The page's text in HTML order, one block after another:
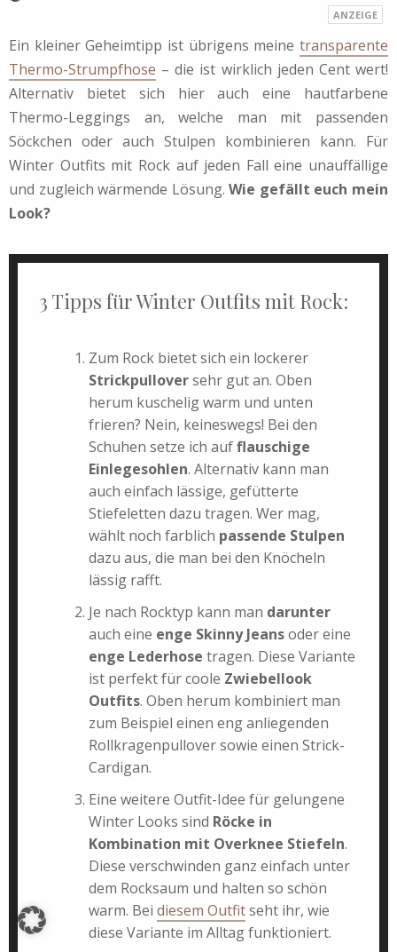
Ein kleiner Geheimtipp ist übrigens meine transparente
Thermo-Strumpfhose – die ist wirklich jeden Cent wert!
Alternativ bietet sich hier auch eine hautfarbene
Thermo-Leggings an, welche man mit passenden
Söckchen oder auch Stulpen kombinieren kann. Für
Winter Outfits mit Rock auf jeden Fall eine unauffällige
und zugleich wärmende Lösung.Wie gefällt euch mein
Look?
3 Tipps für Winter Outfits mit Rock:
Zum Rock bietet sich ein lockerer
Strickpulloversehr gut an. Oben
herum kuschelig warm und unten
frieren? Nein, keineswegs! Bei den
Schuhen setze ich aufflauschige
Einlegesohlen. Alternativ kann man
auch einfach lässige, gefütterte
Stiefeletten dazu tragen. Wer mag,
wählt noch farblich passende Stulpen
dazu aus, die man bei den Knöcheln
lässig rafft.
Je nach Rocktyp kann man darunter
auch eine enge Skinny Jeansoder eine
enge Lederhose tragen. Diese Variante
ist perfekt für coole Zwiebellook
Outfits. Oben herum kombiniert man
zum Beispiel einen eng anliegenden
Rollkragenpullover sowie einen Strick-
Cardigan.
Eine weitere Outfit-Idee für gelungene
Winter Looks sind Röcke in
Kombination mit Overknee Stiefeln.
Diese verschwinden ganz einfach unter
dem Rocksaum und halten so schön
warm. Bei diesem Outfitseht ihr, wie
diese Variante im Alltag funktioniert.